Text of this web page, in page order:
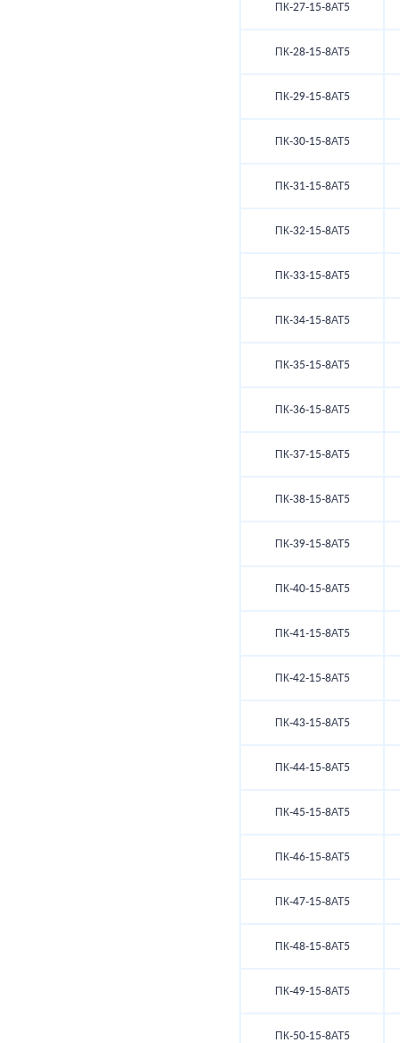
ПК-27-15-8АТ5
ПК-28-15-8АТ5
ПК-29-15-8АТ5
ПК-30-15-8АТ5
ПК-31-15-8АТ5
ПК-32-15-8АТ5
ПК-33-15-8АТ5
ПК-34-15-8АТ5
ПК-35-15-8АТ5
ПК-36-15-8АТ5
ПК-37-15-8АТ5
ПК-38-15-8АТ5
ПК-39-15-8АТ5
ПК-40-15-8АТ5
ПК-41-15-8АТ5
ПК-42-15-8АТ5
ПК-43-15-8АТ5
ПК-44-15-8АТ5
ПК-45-15-8АТ5
ПК-46-15-8АТ5
ПК-47-15-8АТ5
ПК-48-15-8АТ5
ПК-49-15-8АТ5
ПК-50-15-8АТ5